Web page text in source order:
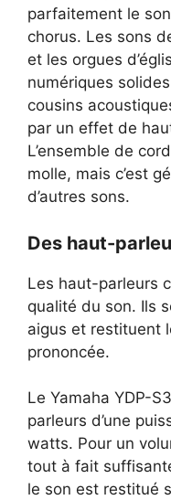
parfaitement le
chorus. Les sons
et les orgues
numériques
cousins
par un effet de
L’ensemble de
molle, mais c’est
d’autres sons.
Des haut-
Les haut-parleurs
qualité du son. Ils
aigus et restituent
prononcée.
Le Yamaha YDP-
parleurs d’une
watts. Pour un
tout à fait
le son est restitué